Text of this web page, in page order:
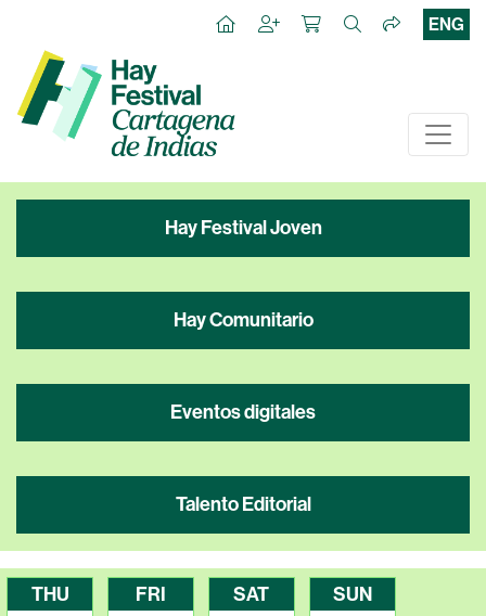
ENG
Hay Festival Joven
Hay Comunitario
Eventos digitales
Talento Editorial
THU FRI SAT SUN